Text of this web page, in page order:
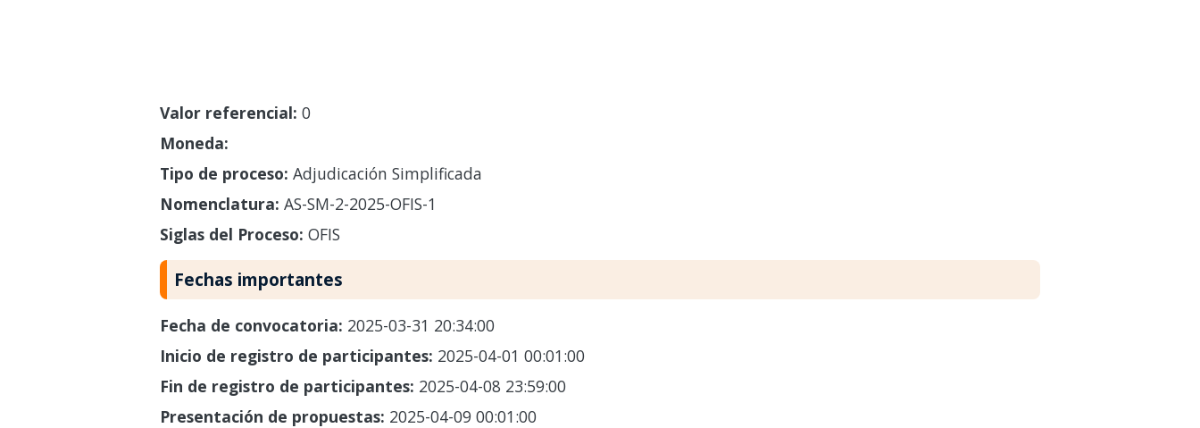
Valor referencial: 0
Moneda:
Tipo de proceso: Adjudicación Simplificada
Nomenclatura: AS-SM-2-2025-OFIS-1
Siglas del Proceso: OFIS
Fechas importantes
Fecha de convocatoria: 2025-03-31 20:34:00
Inicio de registro de participantes: 2025-04-01 00:01:00
Fin de registro de participantes: 2025-04-08 23:59:00
Presentación de propuestas: 2025-04-09 00:01:00